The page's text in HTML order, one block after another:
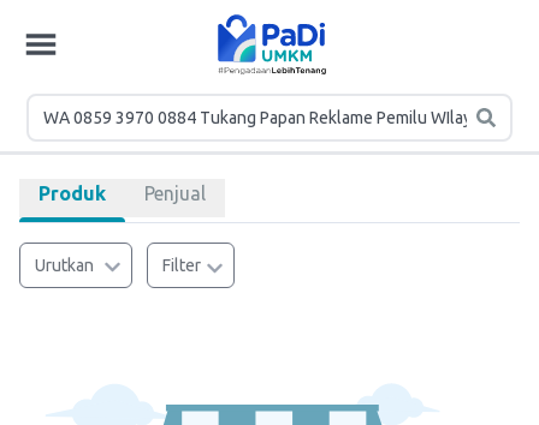
Produk Penjual
Urutkan Filter